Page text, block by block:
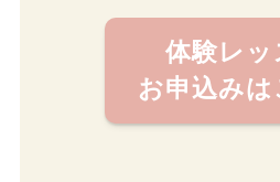
体験レッ
お申込みは